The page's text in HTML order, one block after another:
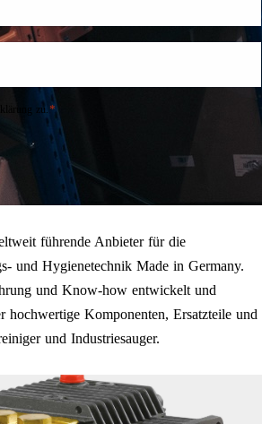
zu.*
führende Anbieter für die
und Hygienetechnik Made in Germany.
und Know-how entwickelt und
hochwertige Komponenten, Ersatzteile und
und Industriesauger.